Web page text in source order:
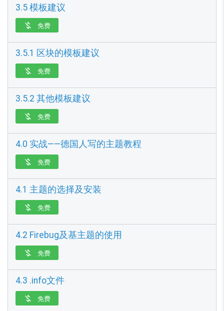
3.5 模板建议
 免费
3.5.1 区块的模板建议
 免费
3.5.2 其他模板建议
 免费
4.0 实战——德国人写的主题教程
 免费
4.1 主题的选择及安装
 免费
4.2 Firebug及基主题的使用
 免费
4.3 .info文件
 免费